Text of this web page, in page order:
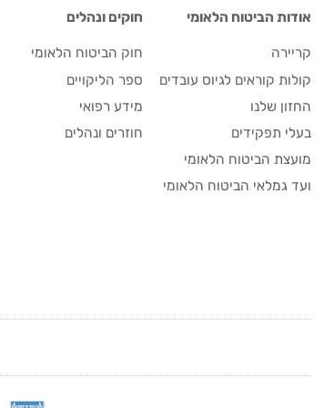
אודות הביטוח הלאומי
קריירה
קולות קוראים לגיוס עובדים
החזון שלנו
בעלי תפקידים
מועצת הביטוח הלאומי
ועד גמלאי הביטוח הלאומי
חוקים ונהלים
חוק הביטוח הלאומי
ספר הליקויים
מידע רפואי
חוזרים ונהלים